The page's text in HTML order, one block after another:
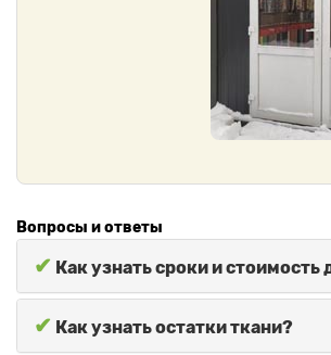
Вопросы и ответы
✔ Как узнать сроки и стоимость
✔ Как узнать остатки ткани?